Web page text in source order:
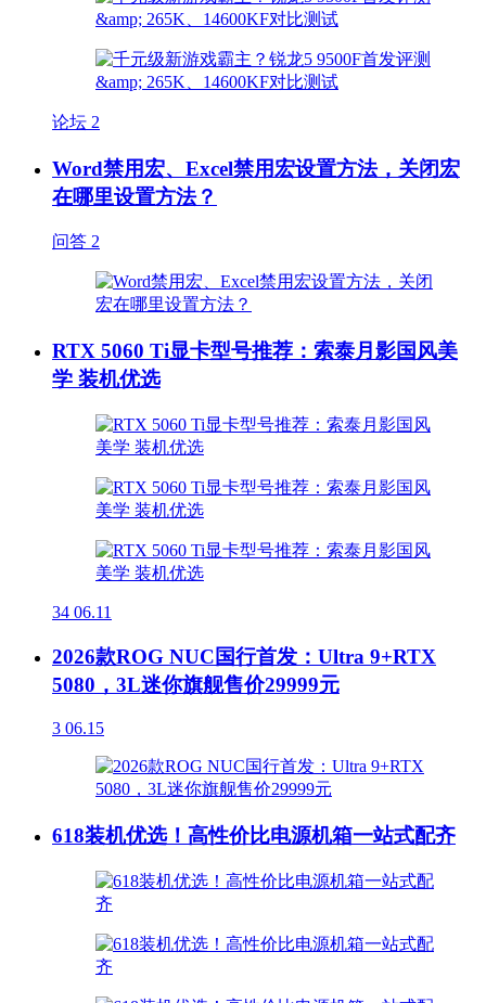
论坛 2
Word禁用宏、Excel禁用宏设置方法，关闭宏
在哪里设置方法？
问答 2
RTX 5060 Ti显卡型号推荐：索泰月影国风美
学 装机优选
34 06.11
2026款ROG NUC国行首发：Ultra 9+RTX
5080，3L迷你旗舰售价29999元
3 06.15
618装机优选！高性价比电源机箱一站式配齐